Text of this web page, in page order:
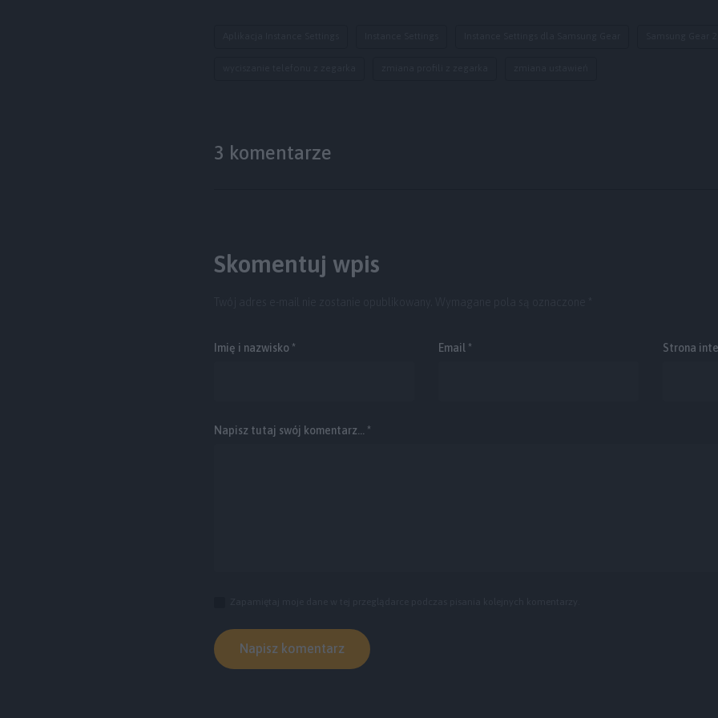
3 komentarze
Skomentuj wpis
Imię i nazwisko * Email * Strona
Napisz tutaj swój komentarz... *